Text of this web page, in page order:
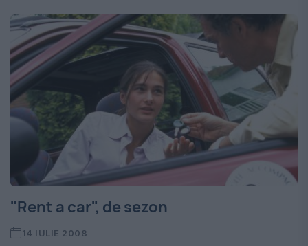
"Rent a car", de sezon
14 IULIE 2008